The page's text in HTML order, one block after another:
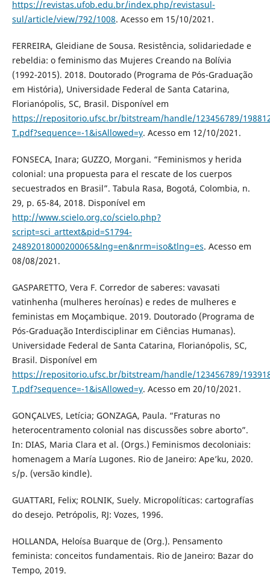
https://revistas.ufob.edu.br/index.php/revistasul-
sul/article/view/792/1008. Acesso em 15/10/2021.
FERREIRA, Gleidiane de Sousa. Resistência, solidariedade e
rebeldia: o feminismo das Mujeres Creando na Bolívia
(1992-2015). 2018. Doutorado (Programa de Pós-Graduação
em História), Universidade Federal de Santa Catarina,
Florianópolis, SC, Brasil. Disponível em
https://repositorio.ufsc.br/bitstream/handle/123456789/
T.pdf?sequence=-1&isAllowed=y. Acesso em 12/10/2021.
FONSECA, Inara; GUZZO, Morgani. “Feminismos y herida
colonial: una propuesta para el rescate de los cuerpos
secuestrados en Brasil”. Tabula Rasa, Bogotá, Colombia, n.
29, p. 65-84, 2018. Disponível em
http://www.scielo.org.co/scielo.php?
script=sci_arttext&pid=S1794-
24892018000200065&lng=en&nrm=iso&tlng=es. Acesso em
08/08/2021.
GASPARETTO, Vera F. Corredor de saberes: vavasati
vatinhenha (mulheres heroínas) e redes de mulheres e
feministas em Moçambique. 2019. Doutorado (Programa de
Pós-Graduação Interdisciplinar em Ciências Humanas).
Universidade Federal de Santa Catarina, Florianópolis, SC,
Brasil. Disponível em
https://repositorio.ufsc.br/bitstream/handle/123456789/
T.pdf?sequence=-1&isAllowed=y. Acesso em 20/10/2021.
GONÇALVES, Letícia; GONZAGA, Paula. “Fraturas no
heterocentramento colonial nas discussões sobre aborto”.
In: DIAS, Maria Clara et al. (Orgs.) Feminismos decoloniais:
homenagem a María Lugones. Rio de Janeiro: Ape’ku, 2020.
s/p. (versão kindle).
GUATTARI, Felix; ROLNIK, Suely. Micropolíticas: cartografías
do desejo. Petrópolis, RJ: Vozes, 1996.
HOLLANDA, Heloísa Buarque de (Org.). Pensamento
feminista: conceitos fundamentais. Rio de Janeiro: Bazar do
Tempo, 2019.